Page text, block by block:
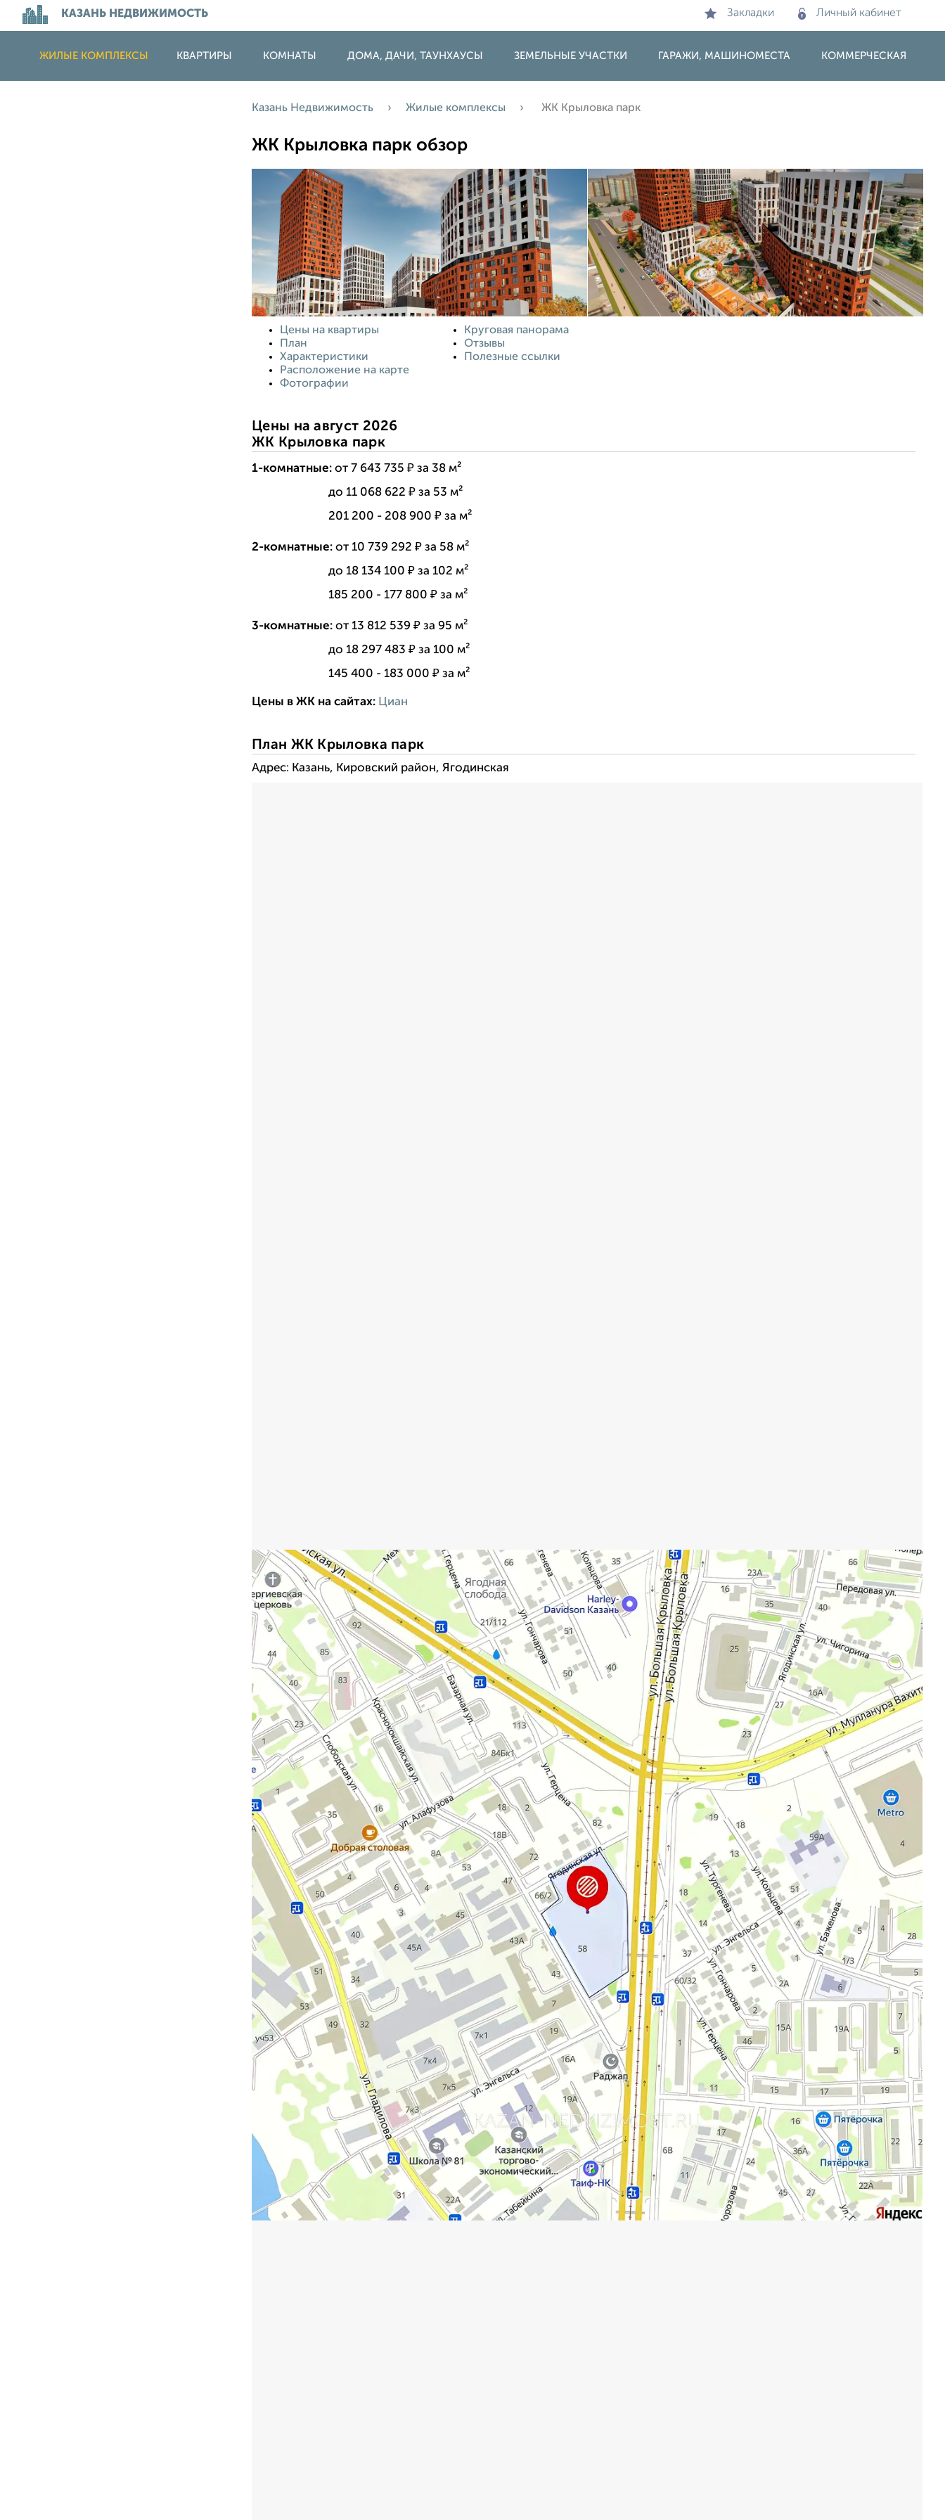
КАЗАНЬ НЕДВИЖИМОСТЬ Закладки Личный кабинет
ЖИЛЫЕ КОМПЛЕКСЫ КВАРТИРЫ КОМНАТЫ ДОМА, ДАЧИ, ТАУНХАУСЫ ЗЕМЕЛЬНЫЕ УЧАСТКИ ГАРАЖИ, МАШИНОМЕСТА КОММЕРЧЕСКАЯ
Казань Недвижимость Жилые комплексы ЖК Крыловка парк
ЖК Крыловка парк обзор
Цены на квартиры
План
Характеристики
Расположение на карте
Фотографии
Круговая панорама
Отзывы
Полезные ссылки
Цены на август 2026
ЖК Крыловка парк
1-комнатные: от 7 643 735 ₽ за 38 м²
до 11 068 622 ₽ за 53 м²
201 200 - 208 900 ₽ за м²
2-комнатные: от 10 739 292 ₽ за 58 м²
до 18 134 100 ₽ за 102 м²
185 200 - 177 800 ₽ за м²
3-комнатные: от 13 812 539 ₽ за 95 м²
до 18 297 483 ₽ за 100 м²
145 400 - 183 000 ₽ за м²
Цены в ЖК на сайтах: Циан
План ЖК Крыловка парк
Адрес: Казань, Кировский район, Ягодинская